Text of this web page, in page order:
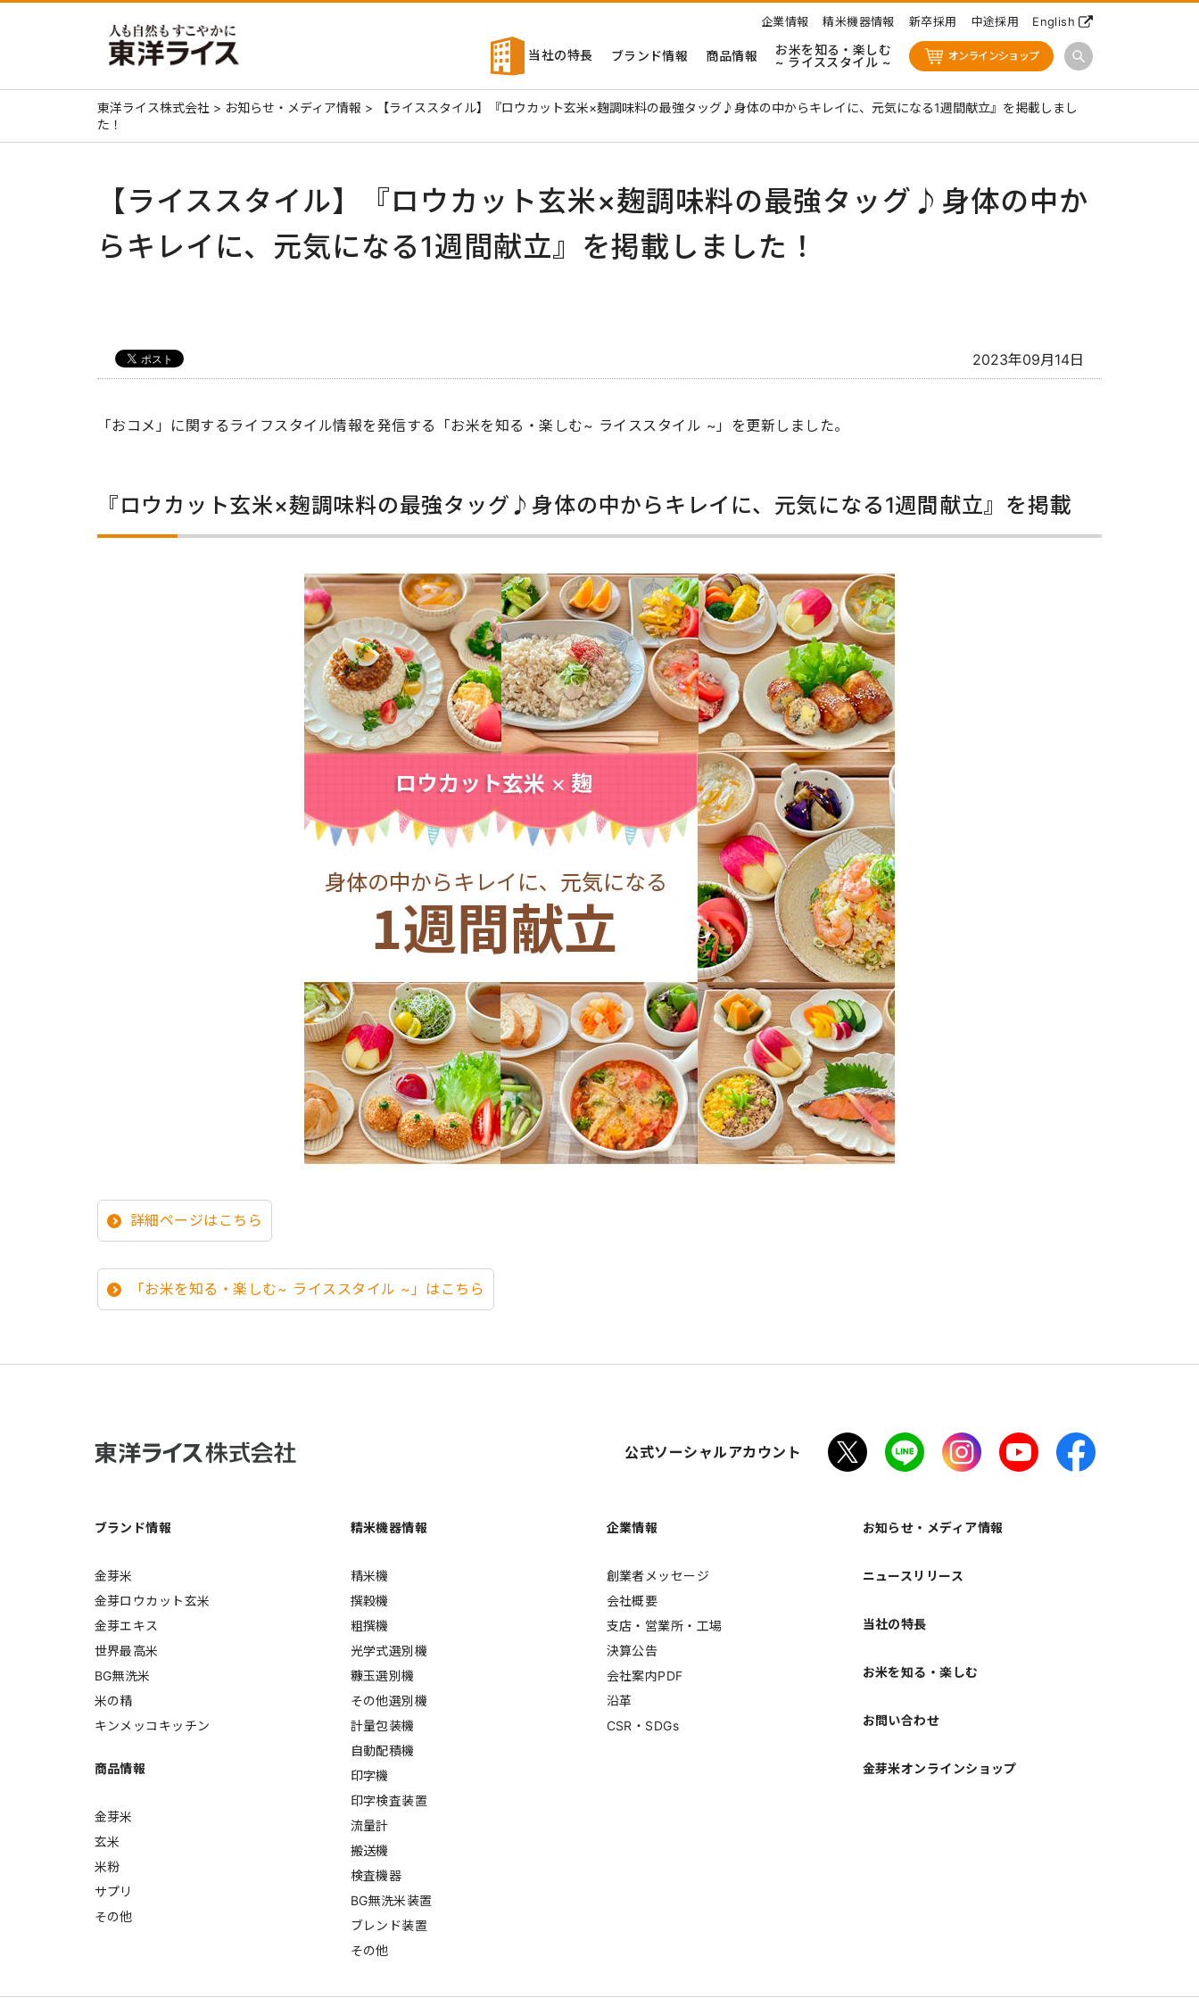
企業情報 精米機器情報 新卒採用 中途採用 English
当社の特長 ブランド情報 商品情報
お米を知る・楽しむ
~ ライススタイル ~
オンラインショップ
東洋ライス株式会社 > お知らせ・メディア情報 >
【ライススタイル】『ロウカット玄米×麹調味料の最強タッグ♪身体の中からキレイに、元気になる1週間献立』を掲載しまし
た！
【ライススタイル】『ロウカット玄米×麹調味料の最強タッグ♪身体の中か
らキレイに、元気になる1週間献立』を掲載しました！
2023年09月14日
「おコメ」に関するライフスタイル情報を発信する「お米を知る・楽しむ~ ライススタイル ~」を更新しました。
『ロウカット玄米×麹調味料の最強タッグ♪身体の中からキレイに、元気になる1週間献立』を掲載
詳細ページはこちら
「お米を知る・楽しむ~ ライススタイル ~」はこちら
公式ソーシャルアカウント
ブランド情報
金芽米
金芽ロウカット玄米
金芽エキス
世界最高米
BG無洗米
米の精
キンメッコキッチン
商品情報
金芽米
玄米
米粉
サプリ
その他
精米機器情報
精米機
撰穀機
粗撰機
光学式選別機
糠玉選別機
その他選別機
計量包装機
自動配積機
印字機
印字検査装置
流量計
搬送機
検査機器
BG無洗米装置
ブレンド装置
その他
企業情報
創業者メッセージ
会社概要
支店・営業所・工場
決算公告
会社案内PDF
沿革
CSR・SDGs
お知らせ・メディア情報
ニュースリリース
当社の特長
お米を知る・楽しむ
お問い合わせ
金芽米オンラインショップ